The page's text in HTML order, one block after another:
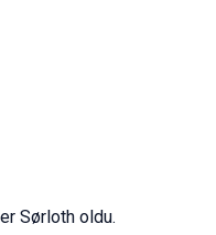
Sørloth oldu.